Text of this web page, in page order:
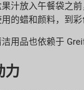
汁放入午餐袋之
的蜡和颜料，到
用品也依赖于
力